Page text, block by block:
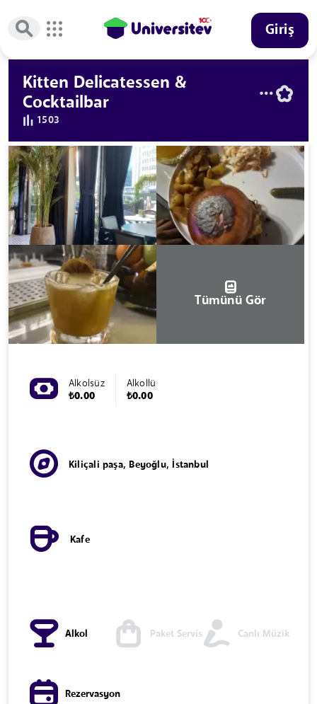
Giriş
Kitten Delicatessen &
Cocktailbar
1503
Tümünü Gör
Alkolsüz
₺0.00
Alkollü
₺0.00
Kiliçali paşa, Beyoğlu, İstanbul
Kafe
Alkol Paket Servis Canlı Müzik
Rezervasyon